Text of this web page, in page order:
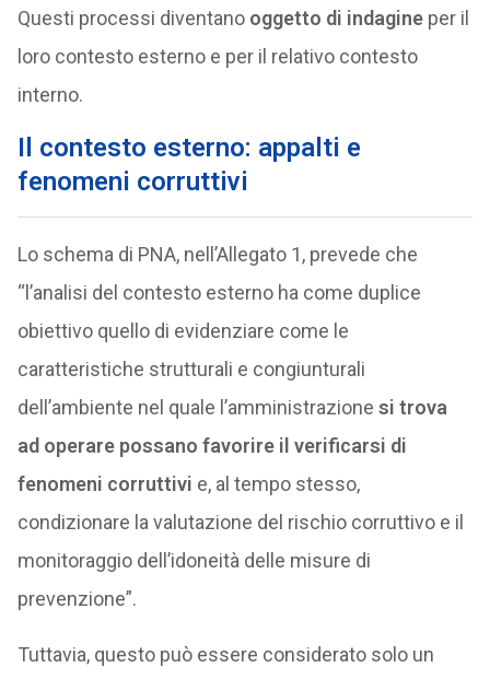
Questi processi diventano oggetto di indagineper il
loro contesto esterno e per il relativo contesto
interno.
Il contesto esterno: appalti e
fenomeni corruttivi
Lo schema di PNA, nell’Allegato 1, prevede che
“l’analisi del contesto esterno ha come duplice
obiettivo quello di evidenziare come le
caratteristiche strutturali e congiunturali
dell’ambiente nel quale l’amministrazione si trova
ad operare possano favorire il verificarsi di
fenomeni corruttivi e, al tempo stesso,
condizionare la valutazione del rischio corruttivo e il
monitoraggio dell’idoneità delle misure di
prevenzione”.
Tuttavia, questo può essere considerato solo un